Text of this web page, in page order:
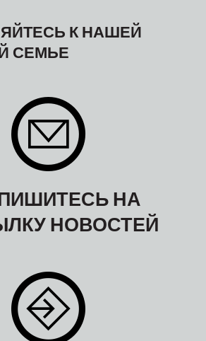
К НАШЕЙ
СЕМЬЕ
НА
НОВОСТЕЙ